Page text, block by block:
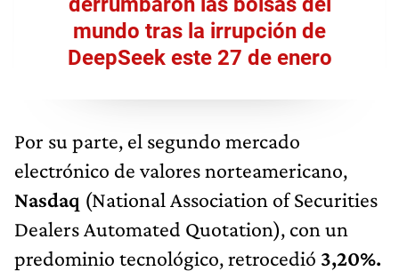
mundo tras la irrupción de
DeepSeek este 27 de enero
Por su parte, el segundo mercado
electrónico de valores norteamericano,
Nasdaq (National Association of Securities
Dealers Automated Quotation), con un
predominio tecnológico, retrocedió 3,20%.